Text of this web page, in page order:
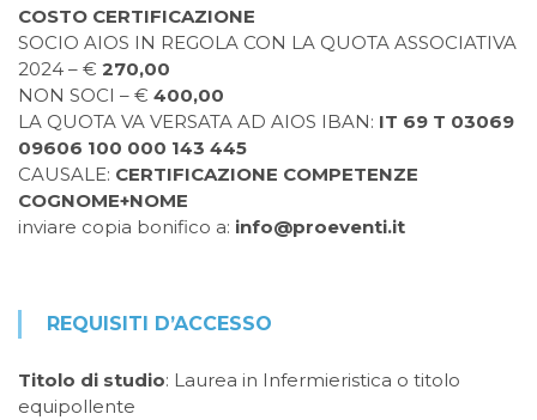
COSTO CERTIFICAZIONE
SOCIO AIOS IN REGOLA CON LA QUOTA ASSOCIATIVA
2024 – € 270,00
NON SOCI – € 400,00
LA QUOTA VA VERSATA AD AIOS IBAN: IT 69 T 03069
09606 100 000 143 445
CAUSALE: CERTIFICAZIONE COMPETENZE
COGNOME+NOME
inviare copia bonifico a: info@proeventi.it
REQUISITI D’ACCESSO
Titolo di studio: Laurea in Infermieristica o titolo
equipollente